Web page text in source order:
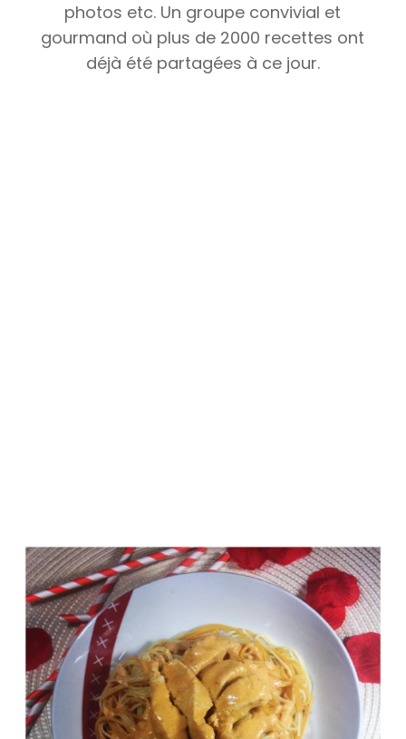
photos etc. Un groupe convivial et
gourmand où plus de 2000 recettes ont
déjà été partagées à ce jour.